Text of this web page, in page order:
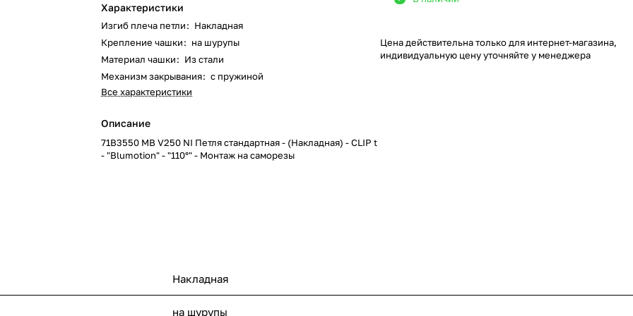
Характеристики
Изгиб плеча петли: Накладная
Крепление чашки: на шурупы
Материал чашки: Из стали
Механизм закрывания: с пружиной
Все характеристики
Описание
71B3550 MB V250 NI Петля стандартная - (Накладная) - CLIP t
- "Blumotion" - "110°" - Монтаж на саморезы
Цена действительна только для интернет-магазина,
индивидуальную цену уточняйте у менеджера
Накладная
на шурупы